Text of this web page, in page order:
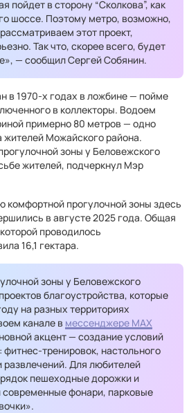
пойдет в сторону “Сколкова”, как
шоссе. Поэтому метро, возможно,
этот проект,
Так что, скорее всего, будет
— сообщил Сергей Собянин.
в 1970-х годах в ложбине — пойме
в коллекторы. Водоем
примерно 80 метров — одно
Можайского района.
зоны у Беловежского
жителей, подчеркнул Мэр
комфортной прогулочной зоны здесь
в августе 2025 года. Общая
проводилось
16,1 гектара.
зоны у Беловежского
благоустройства, которые
на разных территориях
канале в мессенджере MAX
акцент — создание условий
тренировок, настольного
развлечений. Для любителей
пешеходные дорожки и
фонари, парковые